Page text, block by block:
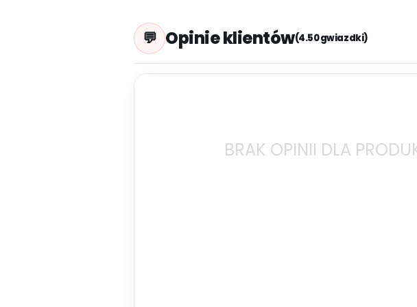
Opinie klientów(4.50 gwiazdki)
BRAK OPINII DLA